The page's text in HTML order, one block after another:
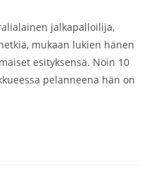
jalkapalloilija,
mukaan lukien hänen
esityksensä. Noin 10
pelanneena hän on